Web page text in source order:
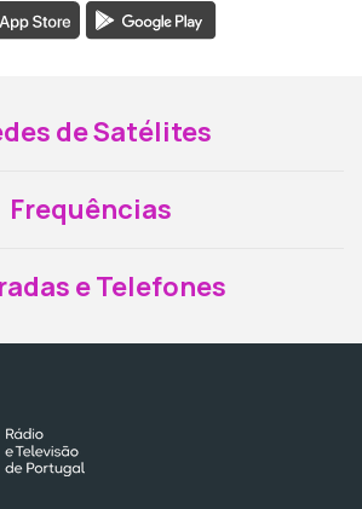
de Satélites
Frequências
e Telefones